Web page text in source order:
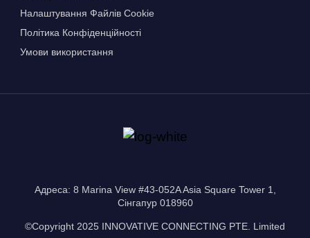
Налаштування Файлів Сookie
Політика Конфіденційності
Умови використання
Адреса: 8 Marina View #43-052A Asia Square Tower 1,
Сінгапур 018960
©Copyright 2025 INNOVATIVE CONNECTING PTE. Limited